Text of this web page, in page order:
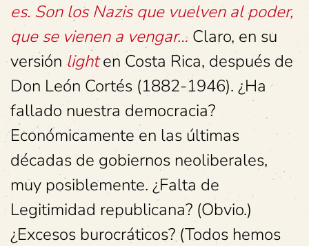
es. Son los Nazis que vuelven al poder,
que se vienen a vengar… Claro, en su
versión lighten Costa Rica, después de
Don León Cortés (1882-1946). ¿Ha
fallado nuestra democracia?
Económicamente en las últimas
décadas de gobiernos neoliberales,
muy posiblemente. ¿Falta de
Legitimidad republicana? (Obvio.)
¿Excesos burocráticos? (Todos hemos